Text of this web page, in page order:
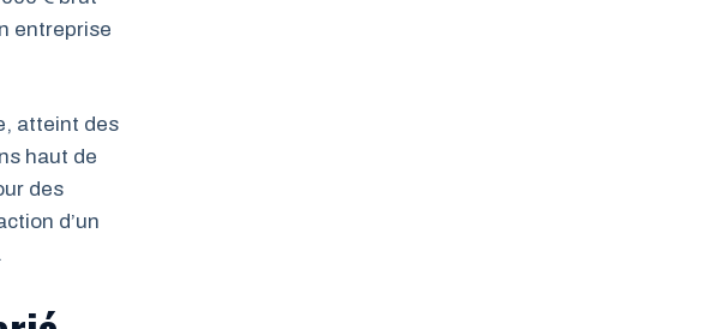
entreprise
atteint des
haut de
des
d’un